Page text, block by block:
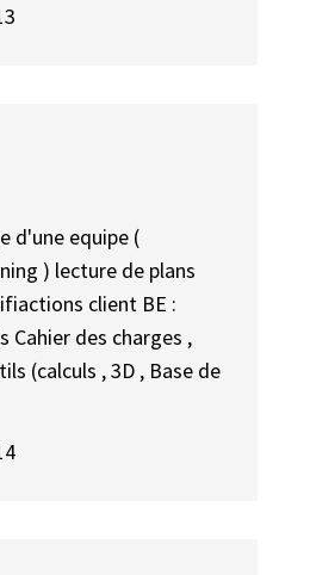
d'une equipe (
) lecture de plans
client BE :
Cahier des charges ,
(calculs , 3D , Base de